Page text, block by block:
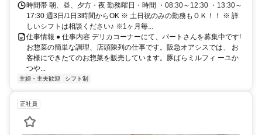
時間帯 朝、昼、夕方・夜 勤務曜日・時間 ・08:30～12:30 ・13:30～
17:30 週3日/1日3時間からOK ※ 土日祝のみの勤務もＯＫ！！ ※ 詳
しいシフトは相談ください♪ ※1ヶ月毎...
仕事情報 ● 仕事内容 デリカコーナーにて、パートさんを募集中です!
お惣菜の簡単な調理、店頭陳列の仕事です。阪急オアシスでは、 お
客様にできたてのお惣菜を販売しています。豚ばらミルフィ ーユか
つや...
主婦・主夫歓迎 シフト制
正社員